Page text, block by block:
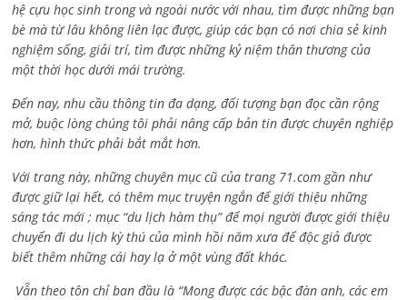
hệ cựu học sinh trong và ngoài nước với nhau, tìm được những bạn
bè mà từ lâu không liên lạc được, giúp các bạn có nơi chia sẻ kinh
nghiệm sống, giải trí, tìm được những kỷ niệm thân thương của
một thời học dưới mái trường.
Đến nay, nhu cầu thông tin đa dạng, đối tượng bạn đọc cần rộng
mở, buộc lòng chúng tôi phải nâng cấp bản tin được chuyên nghiệp
hơn, hình thức phải bắt mắt hơn.
Với trang này, những chuyên mục cũ của trang 71.com gần như
được giữ lại hết, có thêm mục truyện ngắn để giới thiệu những
sáng tác mới ; mục “du lịch hàm thụ” để mọi người được giới thiệu
chuyến đi du lịch kỳ thú của mình hồi năm xưa để độc giả được
biết thêm những cái hay lạ ở một vùng đất khác.
Vẫn theo tôn chỉ ban đầu là “Mong được các bậc đàn anh, các em